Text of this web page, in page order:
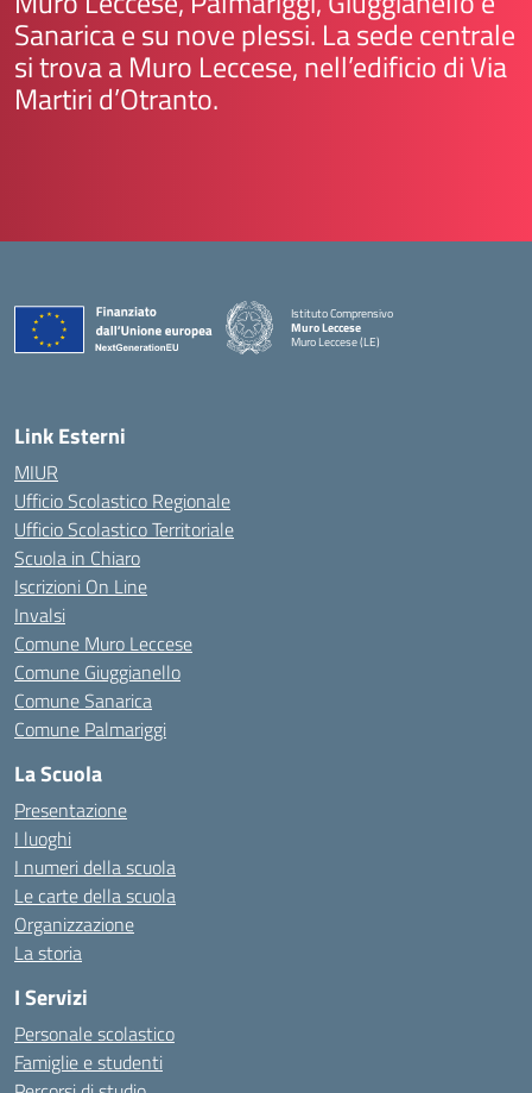
Sanarica e su nove plessi. La sede centrale
si trova a Muro Leccese, nell’edificio di Via
Martiri d’Otranto.
Istituto Comprensivo
Muro Leccese
Muro Leccese (LE)
Link Esterni
MIUR
Ufficio Scolastico Regionale
Ufficio Scolastico Territoriale
Scuola in Chiaro
Iscrizioni On Line
Invalsi
Comune Muro Leccese
Comune Giuggianello
Comune Sanarica
Comune Palmariggi
La Scuola
Presentazione
I luoghi
I numeri della scuola
Le carte della scuola
Organizzazione
La storia
I Servizi
Personale scolastico
Famiglie e studenti